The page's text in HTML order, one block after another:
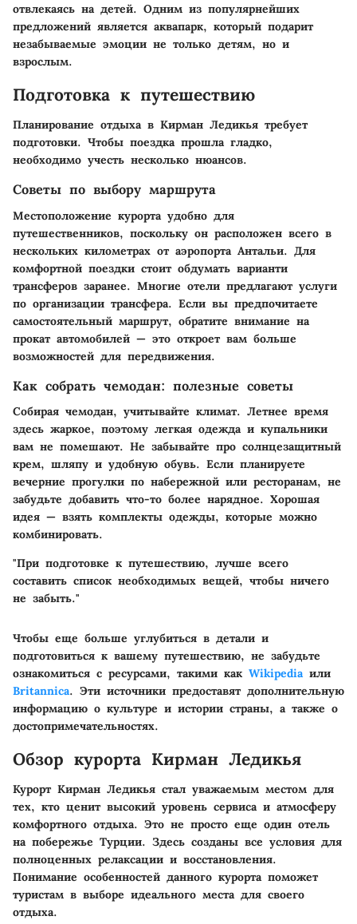
отвлекаясь на детей. Одним из популярнейших
предложений является аквапарк, который подарит
незабываемые эмоции не только детям, но и
взрослым.
Подготовка к путешествию
Планирование отдыха в Кирман Ледикья требует
подготовки. Чтобы поездка прошла гладко,
необходимо учесть несколько нюансов.
Советы по выбору маршрута
Местоположение курорта удобно для
путешественников, поскольку он расположен всего в
нескольких километрах от аэропорта Антальи. Для
комфортной поездки стоит обдумать варианти
трансферов заранее. Многие отели предлагают услуги
по организации трансфера. Если вы предпочитаете
самостоятельный маршрут, обратите внимание на
прокат автомобилей — это откроет вам больше
возможностей для передвижения.
Как собрать чемодан: полезные советы
Собирая чемодан, учитывайте климат. Летнее время
здесь жаркое, поэтому легкая одежда и купальники
вам не помешают. Не забывайте про солнцезащитный
крем, шляпу и удобную обувь. Если планируете
вечерние прогулки по набережной или ресторанам, не
забудьте добавить что-то более нарядное. Хорошая
идея — взять комплекты одежды, которые можно
комбинировать.
"При подготовке к путешествию, лучше всего
составить список необходимых вещей, чтобы ничего
не забыть."
Чтобы еще больше углубиться в детали и
подготовиться к вашему путешествию, не забудьте
ознакомиться с ресурсами, такими как Wikipediaили
Britannica. Эти источники предоставят дополнительную
информацию о культуре и истории страны, а также о
достопримечательностях.
Обзор курорта Кирман Ледикья
Курорт Кирман Ледикья стал уважаемым местом для
тех, кто ценит высокий уровень сервиса и атмосферу
комфортного отдыха. Это не просто еще один отель
на побережье Турции. Здесь созданы все условия для
полноценных релаксации и восстановления.
Понимание особенностей данного курорта поможет
туристам в выборе идеального места для своего
отдыха.